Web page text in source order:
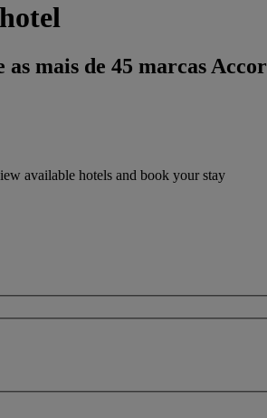
mais de 45 marcas Accor
available hotels and book your stay